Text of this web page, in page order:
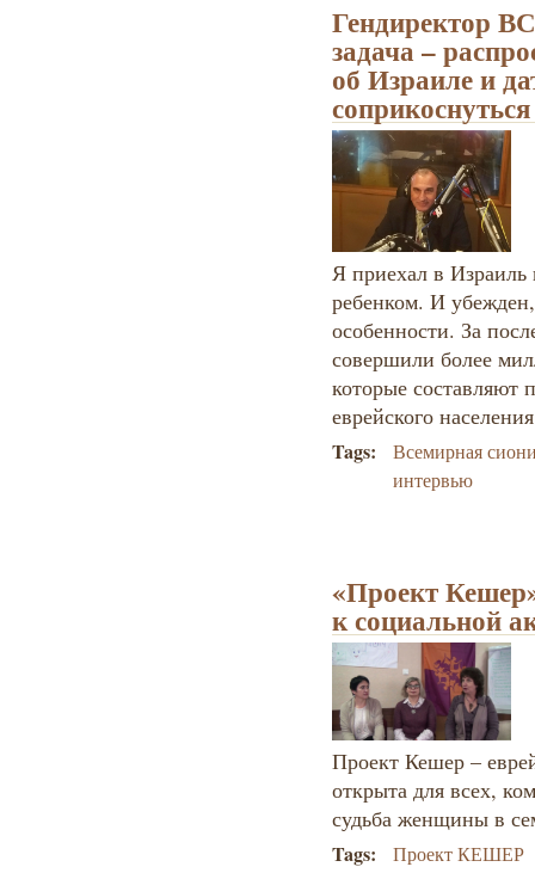
Гендиректор
задача –
об Израиле и
Я приехал в
ребенком. И
особенности. За
совершили более
которые составляют
еврейского
Tags:
Всемирная
интервью
«Проект
к социальной
Проект Кешер –
открыта для всех,
судьба женщины в
Tags:
Проект КЕШЕР